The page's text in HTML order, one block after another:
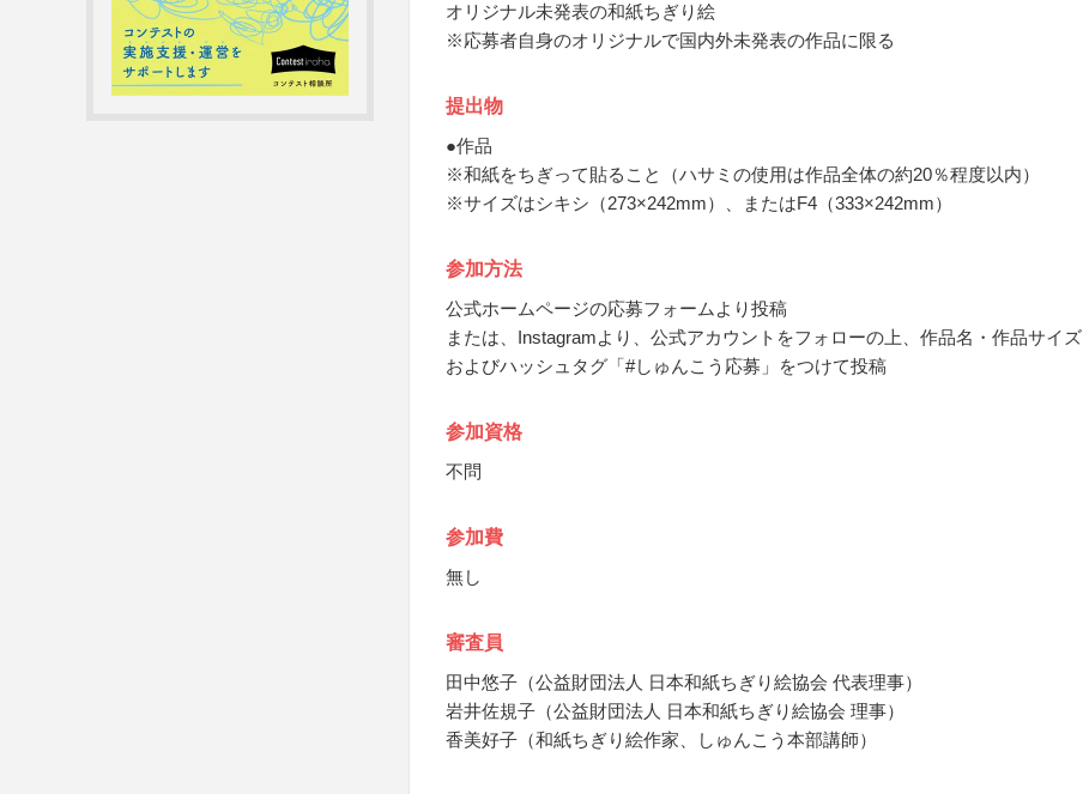
オリジナル未発表の和紙ちぎり絵
※応募者自身のオリジナルで国内外未発表の作品に限る
提出物
●作品
※和紙をちぎって貼ること（ハサミの使用は作品全体の約20％程度以内）
※サイズはシキシ（273×242mm）、またはF4（333×242mm）
参加方法
公式ホームページの応募フォームより投稿
または、Instagramより、公式アカウントをフォローの上、作品名・作品サイズ
およびハッシュタグ「#しゅんこう応募」をつけて投稿
参加資格
不問
参加費
無し
審査員
田中悠子（公益財団法人 日本和紙ちぎり絵協会 代表理事）
岩井佐規子（公益財団法人 日本和紙ちぎり絵協会 理事）
香美好子（和紙ちぎり絵作家、しゅんこう本部講師）